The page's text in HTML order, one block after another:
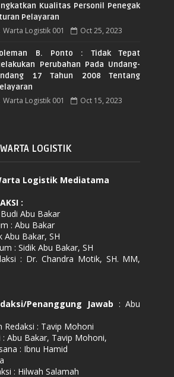
Kualitas Personil Penegak
Pelayaran
Warta Logistik 001 Oct 25, 2023
B. Ponto : Tidak Tepat
Perubahan Pada Undang-
17 Tahun 2008 Tentang
Warta Logistik 001 Oct 15, 2023
LOGISTIK
Logistik Mediatama
:
Abu Bakar
: Abu Bakar
Abu Bakar, SH
: Sidik Abu Bakar, SH
: Dr. Chandra Motik, SH. MM,
Penanggung Jawab : Abu
Redaksi : Tavip Mohoni
: Abu Bakar, Tavip Mohoni,
: Ibnu Hamid
: Hilwah Salamah